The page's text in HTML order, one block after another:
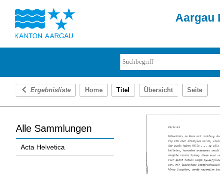
Aargau
Ergebnisliste Home Titel Übersicht Seite
Alle Sammlungen
Acta Helvetica